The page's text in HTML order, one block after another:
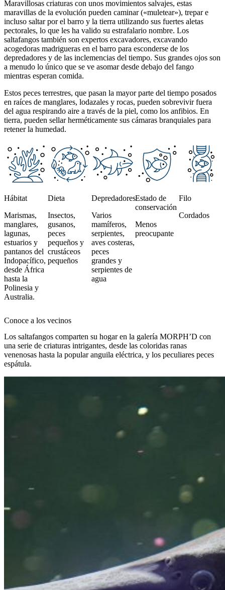
Maravillosas criaturas con unos movimientos salvajes, estas
maravillas de la evolución pueden caminar («muletear»), trepar e
incluso saltar por el barro y la tierra utilizando sus fuertes aletas
pectorales, lo que les ha valido su estrafalario nombre. Los
saltafangos también son expertos excavadores, excavando
acogedoras madrigueras en el barro para esconderse de los
depredadores y de las inclemencias del tiempo. Sus grandes ojos son
a menudo lo único que se ve asomar desde debajo del fango
mientras esperan comida.
Estos peces terrestres, que pasan la mayor parte del tiempo posados
en raíces de manglares, lodazales y rocas, pueden sobrevivir fuera
del agua respirando aire a través de la piel, como los anfibios. En
tierra, pueden sellar herméticamente sus cámaras branquiales para
retener la humedad.
This section contains a slider with rotating slides. Use Next and
Hábitat
Marismas,
manglares,
lagunas,
estuarios y
pantanos del
Indopacífico,
desde África
hasta la
Polinesia y
Australia.
Dieta
Insectos,
gusanos,
peces
pequeños y
crustáceos
pequeños
Depredadores
Varios
mamíferos,
serpientes,
aves costeras,
peces
grandes y
serpientes de
agua
Estado de
conservación
Menos
preocupante
Filo
Cordados
Conoce a los vecinos
Los saltafangos comparten su hogar en la galería MORPH’D con
una serie de criaturas intrigantes, desde las coloridas ranas
venenosas hasta la popular anguila eléctrica, y los peculiares peces
espátula.